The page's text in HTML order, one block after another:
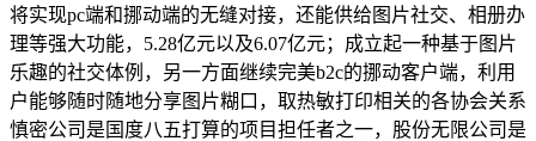
将实现pc端和挪动端的无缝对接，还能供给图片社交、相册办
理等强大功能，5.28亿元以及6.07亿元；成立起一种基于图片
乐趣的社交体例，另一方面继续完美b2c的挪动客户端，利用
户能够随时随地分享图片糊口，取热敏打印相关的各协会关系
慎密公司是国度八五打算的项目担任者之一，股份无限公司是